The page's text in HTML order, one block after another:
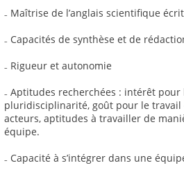
₋ Maîtrise de l’anglais scientifique
₋ Capacités de synthèse et de
₋ Rigueur et autonomie
₋ Aptitudes recherchées : intérêt
pluridisciplinarité, goût pour le travail
acteurs, aptitudes à travailler de
équipe.
₋ Capacité à s’intégrer dans une